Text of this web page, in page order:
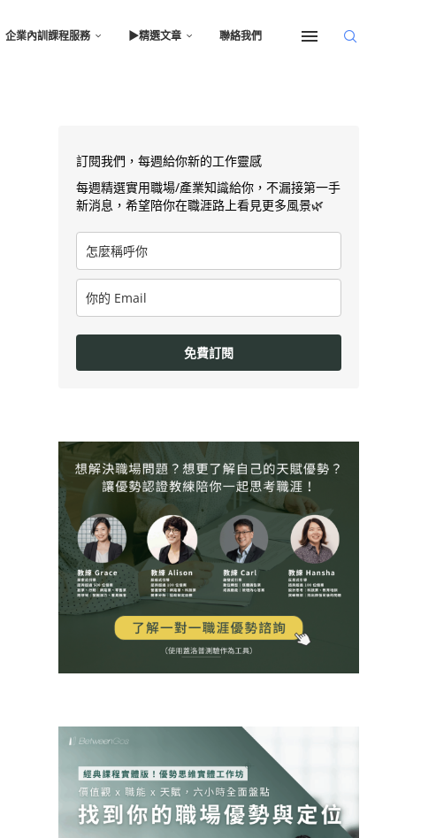
企業內訓課程服務 ▶︎精選文章 聯絡我們
訂閱我們，每週給你新的工作靈感
每週精選實用職場/產業知識給你，不漏接第一手
新消息，希望陪你在職涯路上看見更多風景🌿
免費訂閱